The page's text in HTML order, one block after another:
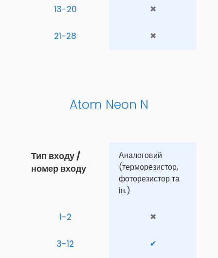
13-20 ✖
21-28 ✖
Atom Neon N
Тип входу /
номер входу
Аналоговий
(терморезистор,
фоторезистор та
ін.)
1-2 ✖
3-12 ✔